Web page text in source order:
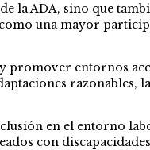
la ADA, sino que
una mayor
entornos
en el entorno
con